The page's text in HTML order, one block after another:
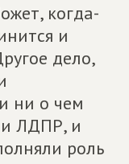
когда-
и
дело,
ни о чем
ЛДПР, и
роль